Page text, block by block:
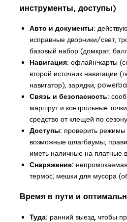
инструменты, доступы)
Авто и документы:
исправные дворники/свет,
базовый набор (домкрат,
Навигация: офлайн-карты
второй источник навигации
навигатор), зарядки,
Связь и безопасность:
маршрут и контрольные
средство от клещей по
Доступы: проверить
возможные шлагбаумы,
иметь наличные на платные
Снаряжение:
термос; мешки для мусора
Время в пути и
Туда: ранний выезд, чтобы